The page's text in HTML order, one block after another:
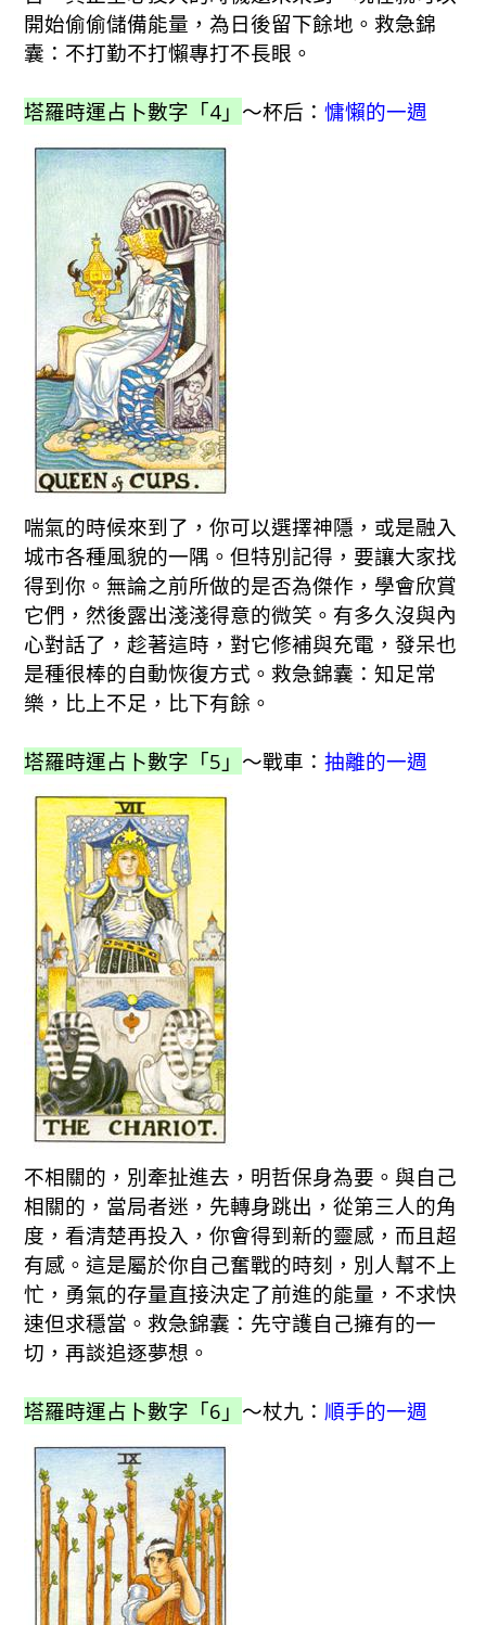
開始偷偷儲備能量，為日後留下餘地。救急錦
囊：不打勤不打懶專打不長眼。
塔羅時運占卜數字「4」 ～杯后： 慵懶的一週
喘氣的時候來到了，你可以選擇神隱，或是融入
城市各種風貌的一隅。但特別記得，要讓大家找
得到你。無論之前所做的是否為傑作，學會欣賞
它們，然後露出淺淺得意的微笑。有多久沒與內
心對話了，趁著這時，對它修補與充電，發呆也
是種很棒的自動恢復方式。救急錦囊：知足常
樂，比上不足，比下有餘。
塔羅時運占卜數字「5」 ～戰車： 抽離的一週
不相關的，別牽扯進去，明哲保身為要。與自己
相關的，當局者迷，先轉身跳出，從第三人的角
度，看清楚再投入，你會得到新的靈感，而且超
有感。這是屬於你自己奮戰的時刻，別人幫不上
忙，勇氣的存量直接決定了前進的能量，不求快
速但求穩當。救急錦囊：先守護自己擁有的一
切，再談追逐夢想。
塔羅時運占卜數字「6」 ～杖九： 順手的一週